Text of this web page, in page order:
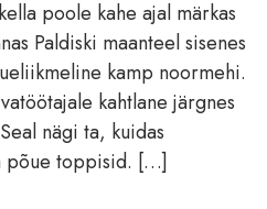
poole kahe ajal märkas
Paldiski maanteel sisenes
kamp noormehi.
kahtlane järgnes
nägi ta, kuidas
põue toppisid. […]